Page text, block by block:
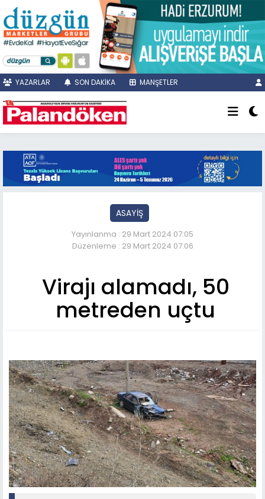
YAZARLAR SON DAKİKA MANŞETLER
ASAYİŞ
Yayınlanma : 29 Mart 2024 07:05
Düzenleme : 29 Mart 2024 07:06
Virajı alamadı, 50
metreden uçtu